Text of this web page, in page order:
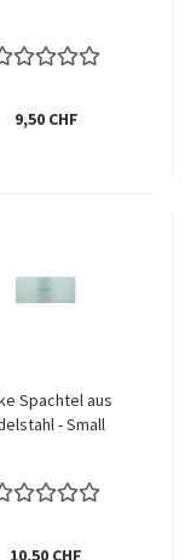
9,50 CHF
Spachtel aus
- Small
10,50 CHF